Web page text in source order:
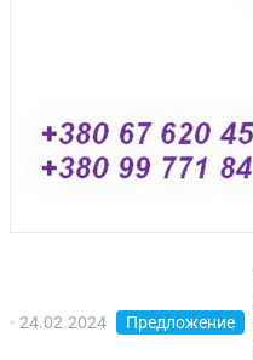
24.02.2024 Предложение